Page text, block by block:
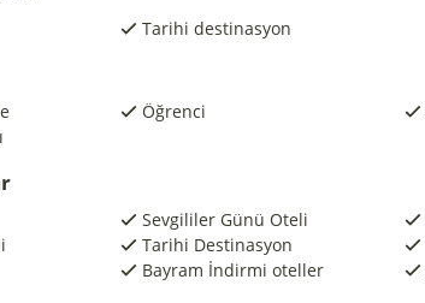
Tarihi destinasyon
Öğrenci
Sevgililer Günü Oteli
Tarihi Destinasyon
Bayram İndirmi oteller